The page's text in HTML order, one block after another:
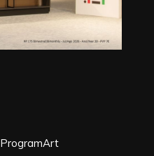
ProgramArt